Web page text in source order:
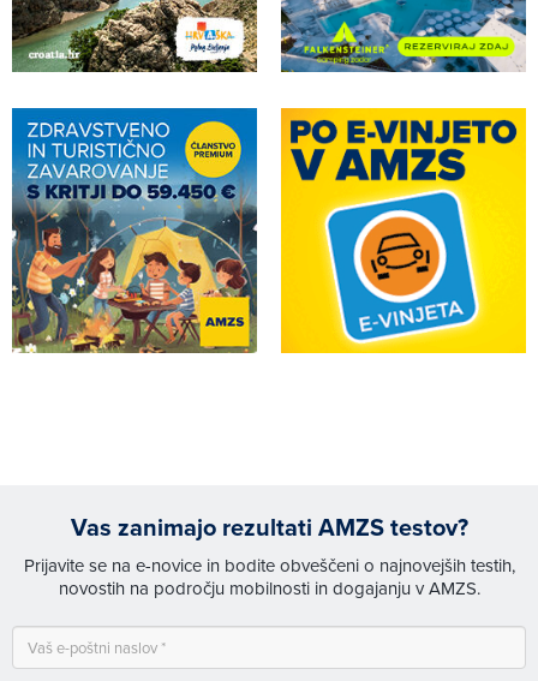
Vas zanimajo rezultati AMZS testov?
Prijavite se na e-novice in bodite obveščeni o najnovejših testih,
novostih na področju mobilnosti in dogajanju v AMZS.